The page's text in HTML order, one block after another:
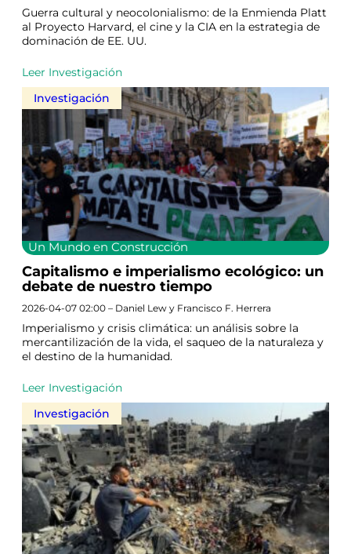
Guerra cultural y neocolonialismo: de la Enmienda Platt
al Proyecto Harvard, el cine y la CIA en la estrategia de
dominación de EE. UU.
Leer Investigación
Investigación
Un Mundo en Construcción
Capitalismo e imperialismo ecológico: un
debate de nuestro tiempo
2026-04-07 02:00 – Daniel Lew y Francisco F. Herrera
Imperialismo y crisis climática: un análisis sobre la
mercantilización de la vida, el saqueo de la naturaleza y
el destino de la humanidad.
Leer Investigación
Investigación